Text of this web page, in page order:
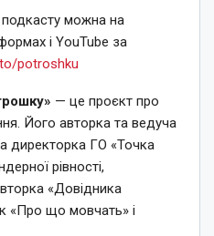
можна на
і YouTube за
potroshku
— це проєкт про
Його авторка та ведуча
директорка ГО «Точка
рівності,
«Довідника
«Про що мовчать» і